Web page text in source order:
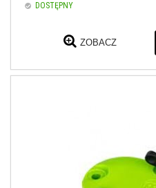
DOSTĘPNY
ZOBACZ